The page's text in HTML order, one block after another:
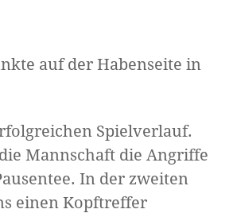
auf der Habenseite in
Spielverlauf.
Mannschaft die Angriffe
In der zweiten
einen Kopftreffer